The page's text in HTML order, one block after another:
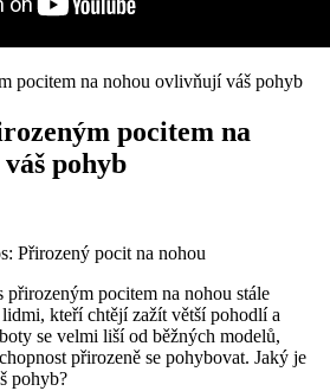
pocitem na
pohyb
Přirozený​ pocit na nohou
pocitem na⁢ nohou stále
‍kteří chtějí zažít větší pohodlí a
se ‌velmi liší od běžných modelů,
přirozeně se pohybovat. Jaký ⁤je
pohyb?